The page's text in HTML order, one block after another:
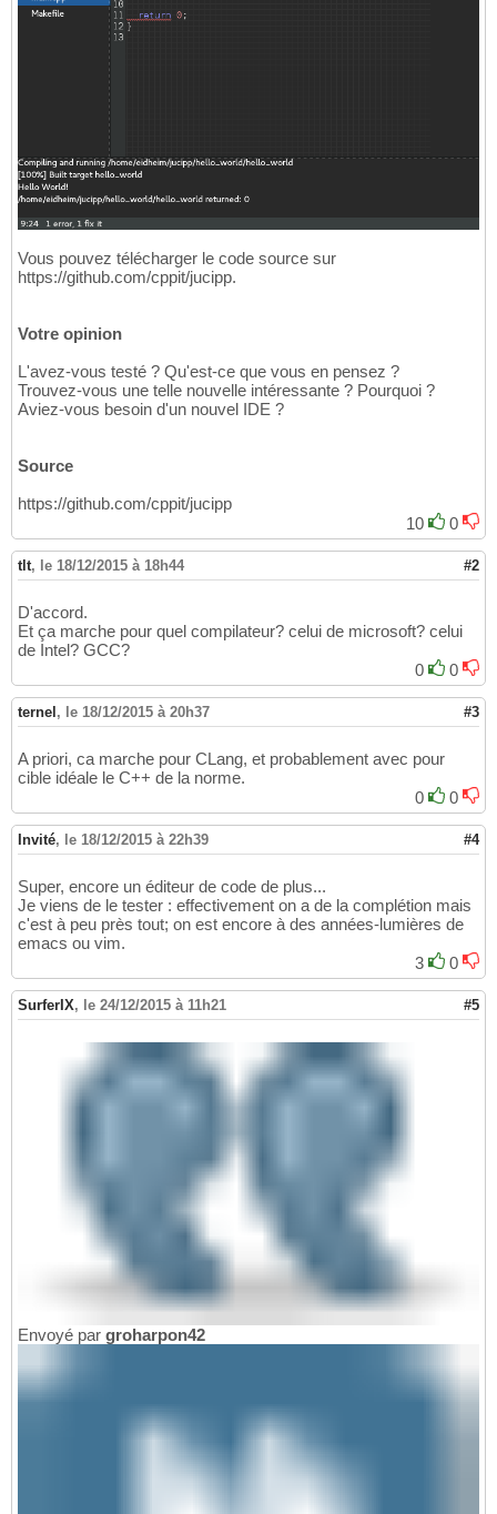
Vous pouvez télécharger le code source sur
https://github.com/cppit/jucipp.
Votre opinion
L'avez-vous testé ? Qu'est-ce que vous en pensez ?
Trouvez-vous une telle nouvelle intéressante ? Pourquoi ?
Aviez-vous besoin d'un nouvel IDE ?
Source
https://github.com/cppit/jucipp
10
0
tlt, le 18/12/2015 à 18h44 #2
D'accord.
Et ça marche pour quel compilateur? celui de microsoft? celui
de Intel? GCC?
0
0
ternel , le 18/12/2015 à 20h37 #3
A priori, ca marche pour CLang, et probablement avec pour
cible idéale le C++ de la norme.
0
0
Invité, le 18/12/2015 à 22h39 #4
Super, encore un éditeur de code de plus...
Je viens de le tester : effectivement on a de la complétion mais
c'est à peu près tout; on est encore à des années-lumières de
emacs ou vim.
3
0
SurferIX, le 24/12/2015 à 11h21 #5
Envoyé par groharpon42